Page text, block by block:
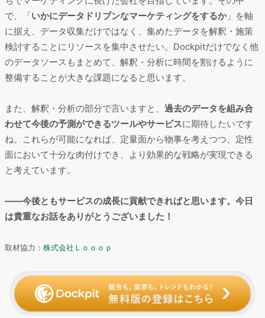
で、「いかにデータドリブンなマーケティングをするか」を軸
に据え、データ収集だけではなく、集めたデータを解釈・施策
検討することにリソースを集中させたい。Dockpitだけでなく他
のデータソースもまとめて、解釈・分析に時間を割けるように
整備することが大きな課題になると思います。
また、解釈・分析の部分で言いますと、 過去のデータを組み合
わせて今後の予測ができるツールやサービスに期待したいです
ね。これらが可能になれば、定量面から物事を考えつつ、定性
面において十分な肉付けでき、より効果的な戦略が実現できる
と考えています。
――今後ともサービスの成長に貢献できればと思います。今日
は貴重なお話をありがとうございました！
取材協力： 株式会社Ｌｏｏｏｐ